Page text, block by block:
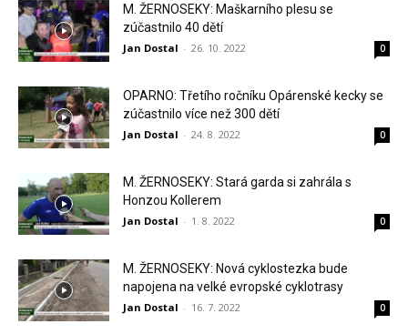
M. ŽERNOSEKY: Maškarního plesu se
zúčastnilo 40 dětí
Jan Dostal - 26. 10. 2022 0
OPARNO: Třetího ročníku Opárenské kecky se
zúčastnilo více než 300 dětí
Jan Dostal - 24. 8. 2022 0
M. ŽERNOSEKY: Stará garda si zahrála s
Honzou Kollerem
Jan Dostal - 1. 8. 2022 0
M. ŽERNOSEKY: Nová cyklostezka bude
napojena na velké evropské cyklotrasy
Jan Dostal - 16. 7. 2022 0